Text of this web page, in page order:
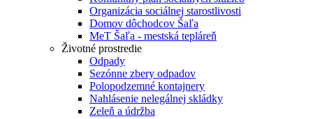
Organizácia sociálnej starostlivosti
Domov dôchodcov Šaľa
MeT Šaľa - mestská tepláreň
Životné prostredie
Odpady
Sezónne zbery odpadov
Polopodzemné kontajnery
Nahlásenie nelegálnej skládky
Zeleň a údržba